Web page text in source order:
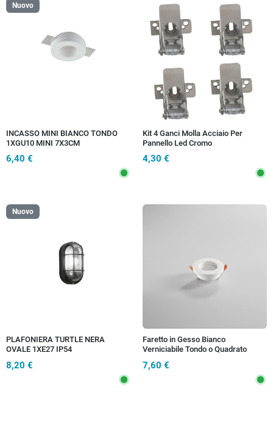
Nuovo
INCASSO MINI BIANCO TONDO
1XGU10 MINI 7X3CM
6,40 €
Kit 4 Ganci Molla Acciaio Per
Pannello Led Cromo
4,30 €
Nuovo
PLAFONIERA TURTLE NERA
OVALE 1XE27 IP54
8,20 €
Faretto in Gesso Bianco
Verniciabile Tondo o Quadrato
7,60 €